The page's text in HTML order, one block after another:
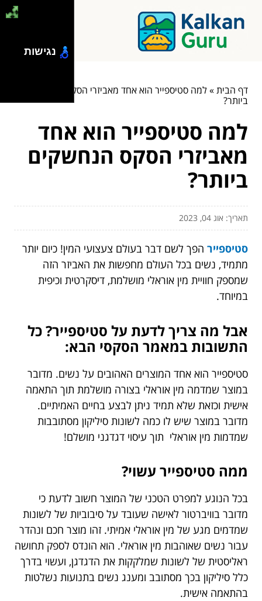
דף הבית»למה סטיספייר הוא אחד מאביזרי הסקס הנחשקים
ביותר?
למה סטיספייר הוא אחד
מאביזרי הסקס הנחשקים
ביותר?
תאריך: אוג 04, 2023
סטיספייר הפך לשם דבר בעולם צעצועי המין! כיום יותר
מתמיד, נשים בכל העולם מחפשות את האביזר הזה
שמספק חוויית מין אוראלי מושלמת, דיסקרטית וכיפית
במיוחד.
אבל מה צריך לדעת על סטיספייר? כל
התשובות במאמר הסקסי הבא:
סטיספייר הוא אחד המוצרים האהובים על נשים. מדובר
במוצר שמדמה מין אוראלי בצורה מושלמת תוך התאמה
אישית וכזאת שלא תמיד ניתן לבצע בחיים האמיתיים.
מדובר במוצר שיש לו כמה לשונות סיליקון מסתובבות
שמדמות מין אוראלי תוך עיסוי דגדגני מושלם!
ממה סטיספייר עשוי?
בכל הנוגע למפרט הטכני של המוצר חשוב לדעת כי
מדובר בוויברטור לאישה שעובד על סיבוביות של לשונות
שמדמים מגע של מין אוראלי אמיתי. זהו מוצר חכם ונהדר
עבור נשים שאוהבות מין אוראלי. הוא הונדס לספק תחושה
ראליסטית של לשונות שמלקקות את הדגדגן, ועשוי בדרך
כלל סיליקון בכך מסתובב ומענג נשים בתנועות נשלטות
בהתאמה אישית.
נגישות